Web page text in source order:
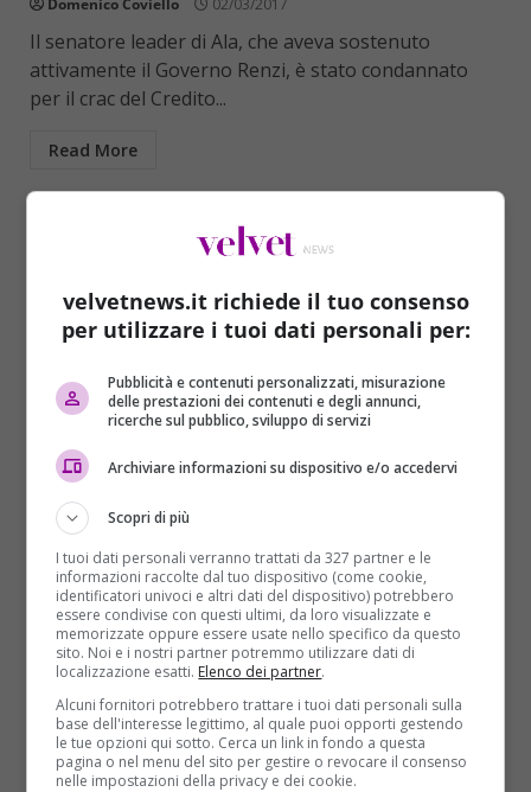
Il senatore leader di Ala, che aveva sostenuto
attivamente il Governo Renzi, è stato condannato
per il crac del Credito...
Read More
Cronaca
Shock a Torino: “Ha stuprato una bimba”, ma
c’è la prescrizione. E il giudice chiede scusa
Domenico Coviello 21/02/2017
Ci sono voluti 9 anni per fissare la prima udienza del
processo di Appello per il presunto...
velvetnews.it richiede il tuo consenso
per utilizzare i tuoi dati personali per:
Pubblicità e contenuti personalizzati, misurazione
delle prestazioni dei contenuti e degli annunci,
ricerche sul pubblico, sviluppo di servizi
Archiviare informazioni su dispositivo e/o accedervi
Scopri di più
I tuoi dati personali verranno trattati da 327 partner e le
informazioni raccolte dal tuo dispositivo (come cookie,
identificatori univoci e altri dati del dispositivo) potrebbero
essere condivise con questi ultimi, da loro visualizzate e
memorizzate oppure essere usate nello specifico da questo
sito. Noi e i nostri partner potremmo utilizzare dati di
localizzazione esatti. Elenco dei partner.
Alcuni fornitori potrebbero trattare i tuoi dati personali sulla
base dell'interesse legittimo, al quale puoi opporti gestendo
le tue opzioni qui sotto. Cerca un link in fondo a questa
pagina o nel menu del sito per gestire o revocare il consenso
nelle impostazioni della privacy e dei cookie.